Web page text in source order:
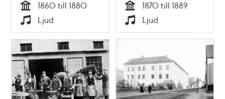
Tid
1860 till 1880
Typ
Ljud
och 80-talen / Per
Ludvig Lindgren
Tid
1870 till 1889
Typ
Ljud